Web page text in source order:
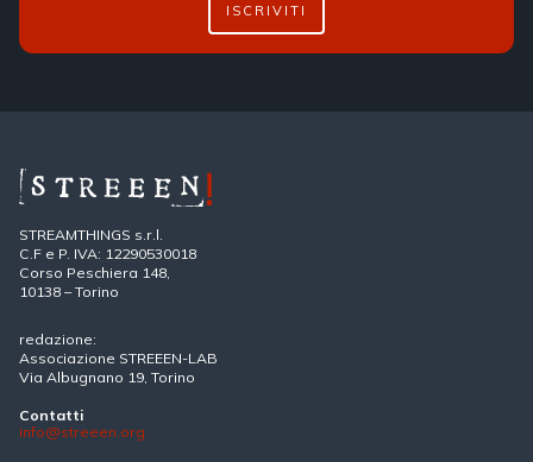
ISCRIVITI
STREAMTHINGS s.r.l.
C.F e P. IVA: 12290530018
Corso Peschiera 148,
10138 – Torino
redazione:
Associazione STREEEN-LAB
Via Albugnano 19, Torino
Contatti
info@streeen.org